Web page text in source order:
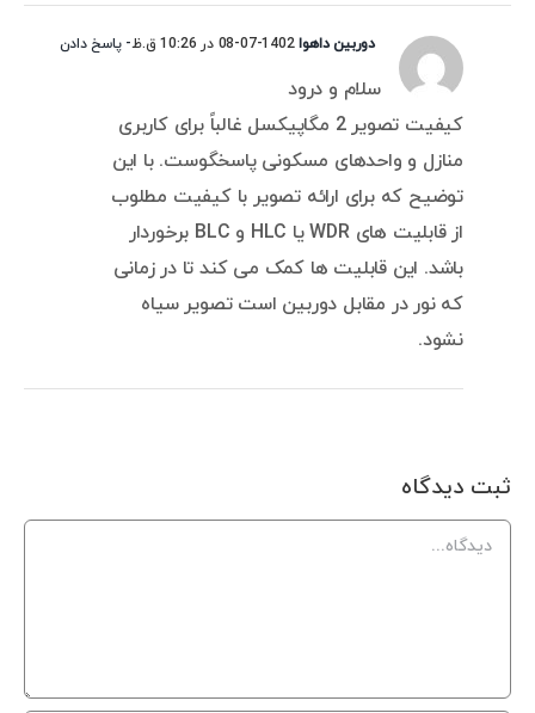
دوربین داهوا1402-07-08 در 10:26 ق.ظ - پاسخ دادن
سلام و درود
کیفیت تصویر 2 مگاپیکسل غالباً برای کاربری
منازل و واحدهای مسکونی پاسخگوست. با این
توضیح که برای ارائه تصویر با کیفیت مطلوب
از قابلیت های WDR یا HLC و BLC برخوردار
باشد. این قابلیت ها کمک می کند تا در زمانی
که نور در مقابل دوربین است تصویر سیاه
نشود.
ثبت ديدگاه
Comment